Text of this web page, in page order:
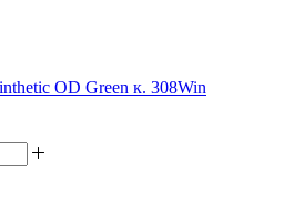
OD Green к. 308Win